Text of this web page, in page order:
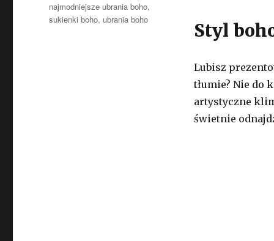
Styl
Lubisz
tłumie? Nie do
artystyczne
świetnie
najmodniejsze ubrania boho,
sukienki boho, ubrania boho